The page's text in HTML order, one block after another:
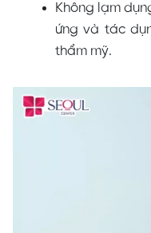
Không lạm
ứng và tác
thẩm mỹ.